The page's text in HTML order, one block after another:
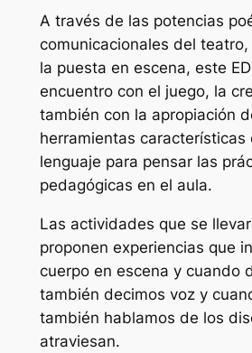
A través de las potencias
comunicacionales del
la puesta en escena, este
encuentro con el juego, la
también con la apropiación
herramientas características
lenguaje para pensar las
pedagógicas en el aula.
Las actividades que se
proponen experiencias que
cuerpo en escena y cuando
también decimos voz y
también hablamos de los
atraviesan.